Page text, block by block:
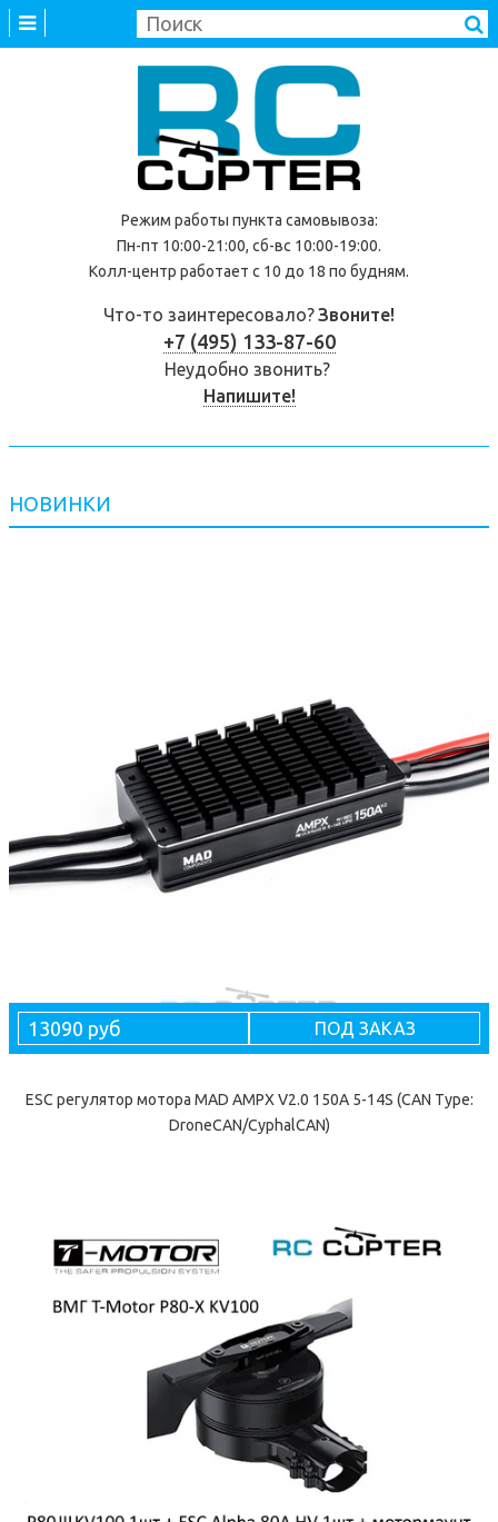
Режим работы пункта самовывоза:
Пн-пт 10:00-21:00, сб-вс 10:00-19:00.
Колл-центр работает с 10 до 18 по будням.
Что-то заинтересовало?Звоните!
+7 (495) 133-87-60
Неудобно звонить?
Напишите!
НОВИНКИ
13090 руб ПОД ЗАКАЗ
ESC регулятор мотора MAD AMPX V2.0 150A 5-14S (CAN Type:
DroneCAN/CyphalCAN)